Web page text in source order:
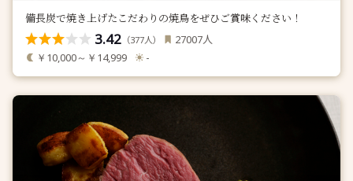
備長炭で焼き上げたこだわりの焼鳥をぜひご賞味ください！
3.42 （377人） 27007人
￥10,000～￥14,999 -